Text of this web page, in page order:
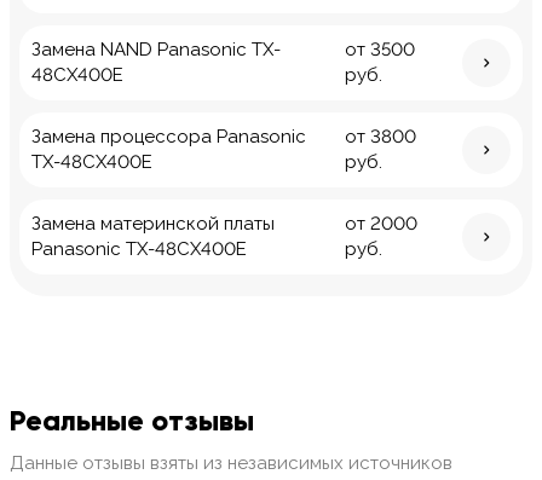
Замена NAND Panasonic TX-
48CX400E
от 3500
руб.
Замена процессора Panasonic
TX-48CX400E
от 3800
руб.
Замена материнской платы
Panasonic TX-48CX400E
от 2000
руб.
Реальные отзывы
Данные отзывы взяты из независимых источников